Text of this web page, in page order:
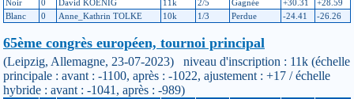
Noir
0 David KOENIG 11k 2/5 Gagnée +30.31
+28.59
Blanc
0 Anne_Kathrin TOLKE 10k 1/3 Perdue -24.41 -26.26
65ème congrès européen, tournoi principal
(Leipzig, Allemagne, 23-07-2023) niveau d'inscription : 11k (échelle
principale : avant : -1100, après : -1022, ajustement : +17 / échelle
hybride : avant : -1041, après : -989)